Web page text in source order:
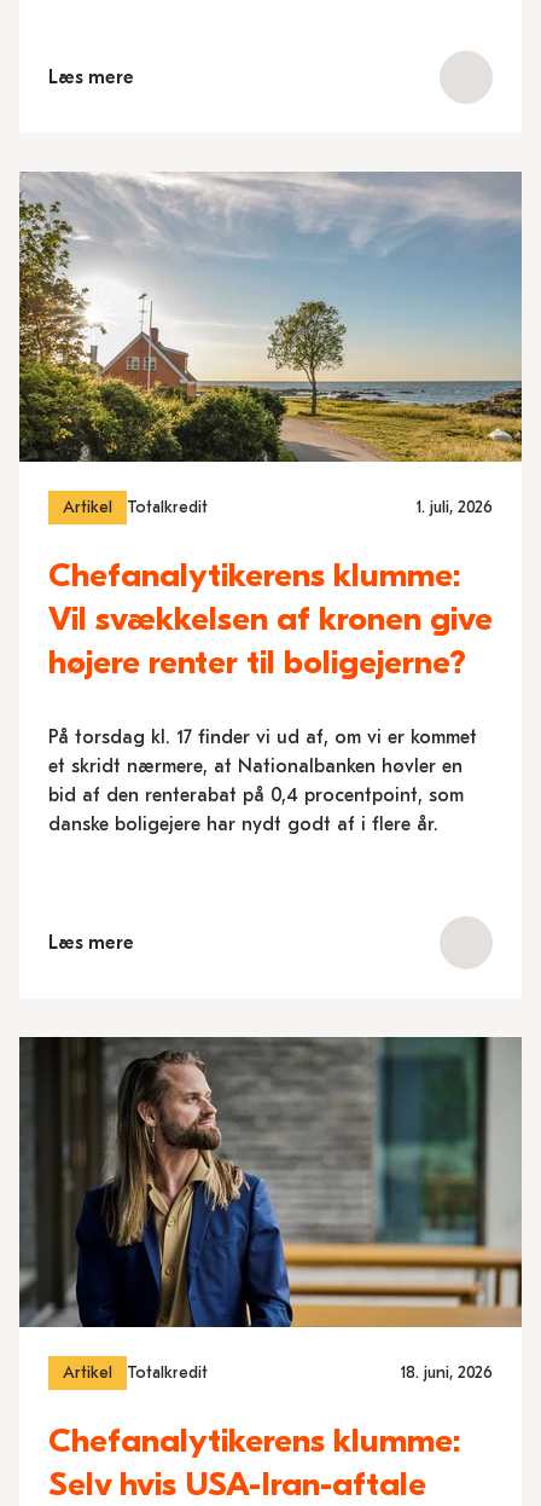
Læs mere
Artikel Totalkredit 1. juli, 2026
Chefanalytikerens klumme:
Vil svækkelsen af kronen give
højere renter til boligejerne?
På torsdag kl. 17 finder vi ud af, om vi er kommet
et skridt nærmere, at Nationalbanken høvler en
bid af den renterabat på 0,4 procentpoint, som
danske boligejere har nydt godt af i flere år.
Læs mere
Artikel Totalkredit 18. juni, 2026
Chefanalytikerens klumme:
Selv hvis USA-Iran-aftale